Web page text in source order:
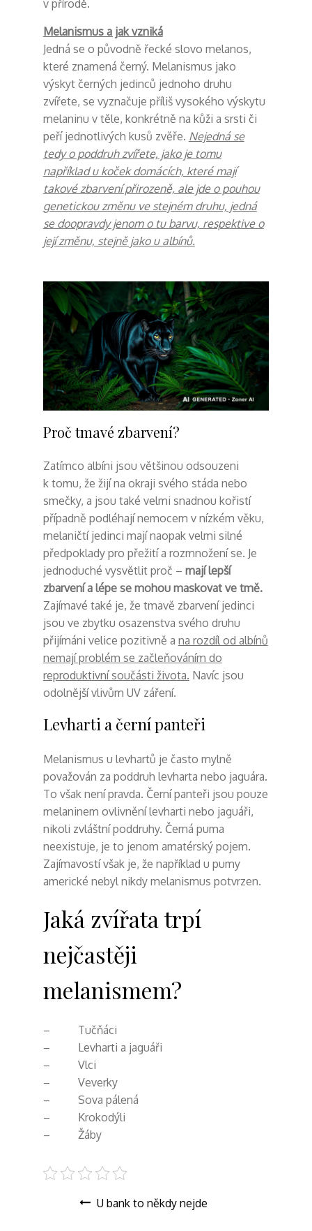
v přírodě.
Melanismus a jak vzniká
Jedná se o původně řecké slovo melanos,
které znamená černý. Melanismus jako
výskyt černých jedinců jednoho druhu
zvířete, se vyznačuje příliš vysokého výskytu
melaninu v těle, konkrétně na kůži a srsti či
peří jednotlivých kusů zvěře. Nejedná se
tedy o poddruh zvířete, jako je tomu
například u koček domácích, které mají
takové zbarvení přirozeně, ale jde o pouhou
genetickou změnu ve stejném druhu, jedná
se doopravdy jenom o tu barvu, respektive o
její změnu, stejně jako u albínů.
Proč tmavé zbarvení?
Zatímco albíni jsou většinou odsouzeni
k tomu, že žijí na okraji svého stáda nebo
smečky, a jsou také velmi snadnou kořistí
případně podléhají nemocem v nízkém věku,
melaničtí jedinci mají naopak velmi silné
předpoklady pro přežití a rozmnožení se. Je
jednoduché vysvětlit proč – mají lepší
zbarvení a lépe se mohou maskovat ve tmě.
Zajímavé také je, že tmavě zbarvení jedinci
jsou ve zbytku osazenstva svého druhu
přijímáni velice pozitivně a na rozdíl od albínů
nemají problém se začleňováním do
reproduktivní součásti života. Navíc jsou
odolnější vlivům UV záření.
Levharti a černí panteři
Melanismus u levhartů je často mylně
považován za poddruh levharta nebo jaguára.
To však není pravda. Černí panteři jsou pouze
melaninem ovlivnění levharti nebo jaguáři,
nikoli zvláštní poddruhy. Černá puma
neexistuje, je to jenom amatérský pojem.
Zajímavostí však je, že například u pumy
americké nebyl nikdy melanismus potvrzen.
Jaká zvířata trpí
nejčastěji
melanismem?
– Tučňáci
– Levharti a jaguáři
– Vlci
– Veverky
– Sova pálená
– Krokodýli
– Žáby
Navigace
U bank to někdy nejde